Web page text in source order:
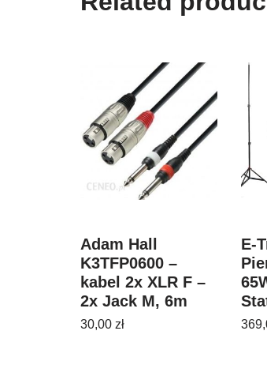
Adam Hall
K3TFP0600 –
kabel 2x XLR F –
2x Jack M, 6m
30,00 zł
E-